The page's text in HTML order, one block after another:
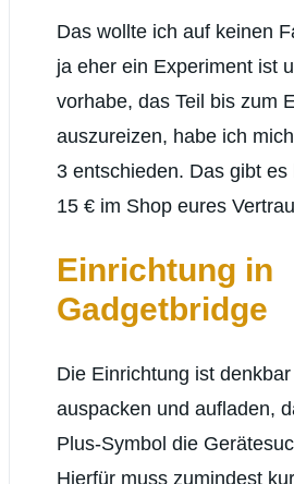
Das wollte ich auf keinen
ja eher ein Experiment ist
vorhabe, das Teil bis zum
auszureizen, habe ich
3 entschieden. Das gibt
15 € im Shop eures
Einrichtung in
Gadgetbridge
Die Einrichtung ist
auspacken und aufladen,
Plus-Symbol die
Hierfür muss zumindest